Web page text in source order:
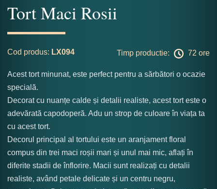
Tort Maci Rosii
Cod produs: LX094 Timp productie: 72 ore
Acest tort minunat, este perfect pentru a sărbători o ocazie
specială.
Decorat cu nuanțe calde și detalii realiste, acest tort este o
adevărată capodoperă. Adu un strop de culoare în viața ta
cu acest tort.
Decorul principal al tortului este un aranjament floral
compus din trei maci roșii mari și unul mai mic, aflați în
diferite stadii de înflorire. Macii sunt realizați cu detalii
realiste, având petale delicate și un centru negru,